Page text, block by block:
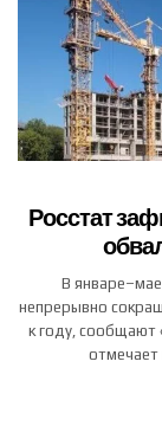
Росстат
В
непрерывно
к году, сообщают
отмечает